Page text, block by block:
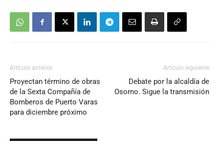
Artículo anterior
Proyectan término de obras
de la Sexta Compañía de
Bomberos de Puerto Varas
para diciembre próximo
Artículo siguiente
Debate por la alcaldía de
Osorno. Sigue la transmisión